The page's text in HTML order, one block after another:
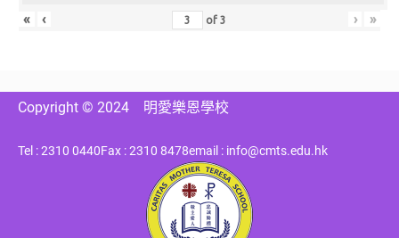
« ‹ of3 › »
Copyright © 2024 明愛樂恩學校
Tel : 2310 0440Fax : 2310 8478email : info@cmts.edu.hk